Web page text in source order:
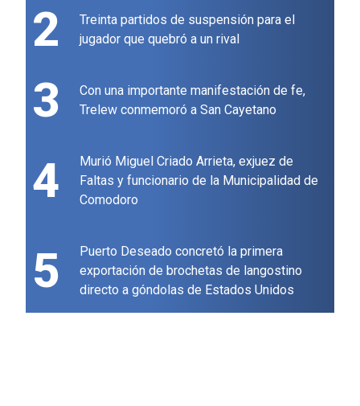
2
Treinta partidos de suspensión para el
jugador que quebró a un rival
3
Con una importante manifestación de fe,
Trelew conmemoró a San Cayetano
4
Murió Miguel Criado Arrieta, exjuez de
Faltas y funcionario de la Municipalidad de
Comodoro
5
Puerto Deseado concretó la primera
exportación de brochetas de langostino
directo a góndolas de Estados Unidos